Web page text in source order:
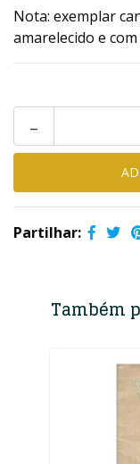
Nota: exemplar
amarelecido e
-
Partilhar:
Também